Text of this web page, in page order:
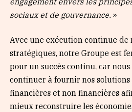
sociaux et de gouvernance. »
Avec une exécution continue de
stratégiques, notre Groupe est
pour un succès continu, car nous
continuer à fournir nos
financières et non financières
mieux reconstruire les